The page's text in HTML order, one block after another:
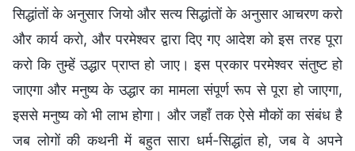
सिद्धांतों के अनुसार जियो और सत्य सिद्धांतों के अनुसार आचरण करो
और कार्य करो, और परमेश्वर द्वारा दिए गए आदेश को इस तरह पूरा
करो कि तुम्हें उद्धार प्राप्त हो जाए। इस प्रकार परमेश्वर संतुष्ट हो
जाएगा और मनुष्य के उद्धार का मामला संपूर्ण रूप से पूरा हो जाएगा,
इससे मनुष्य को भी लाभ होगा। और जहाँ तक ऐसे मौकों का संबंध है
जब लोगों की कथनी में बहुत सारा धर्म-सिद्धांत हो, जब वे अपने